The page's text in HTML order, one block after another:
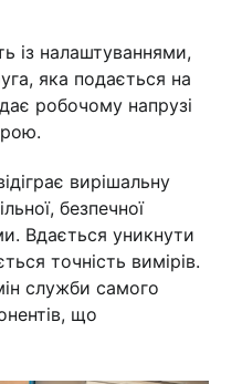
із налаштуваннями,
яка подається на
робочому напрузі
вирішальну
безпечної
Вдається уникнути
точність вимірів.
служби самого
що